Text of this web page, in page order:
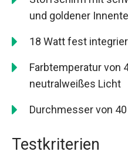
und goldener
18 Watt fest
Farbtemperatur von
neutralweißes Licht
Durchmesser von
Testkriterien